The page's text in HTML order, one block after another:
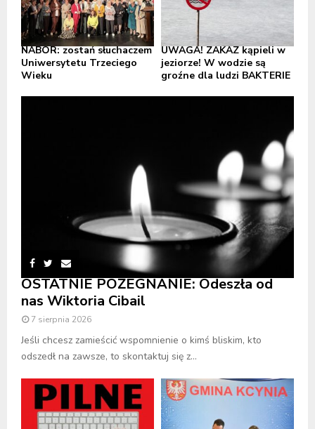
NABÓR: zostań słuchaczem
Uniwersytetu Trzeciego
Wieku
UWAGA! ZAKAZ kąpieli w
jeziorze! W wodzie są
groźne dla ludzi BAKTERIE
OSTATNIE POŻEGNANIE: Odeszła od
nas Wiktoria Cibail
7 sierpnia 2026
Jeśli chcesz zamieścić wspomnienie o kimś bliskim, kto
odszedł na zawsze, to skontaktuj się z...